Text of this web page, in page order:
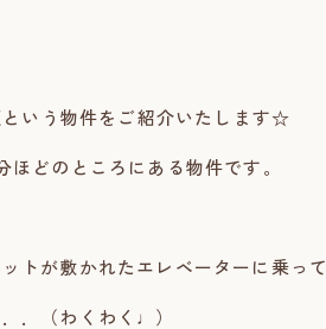
いう物件をご紹介いたします☆
ほどのところにある物件です。
トが敷かれたエレベーターに乗って
．（わくわく♩）